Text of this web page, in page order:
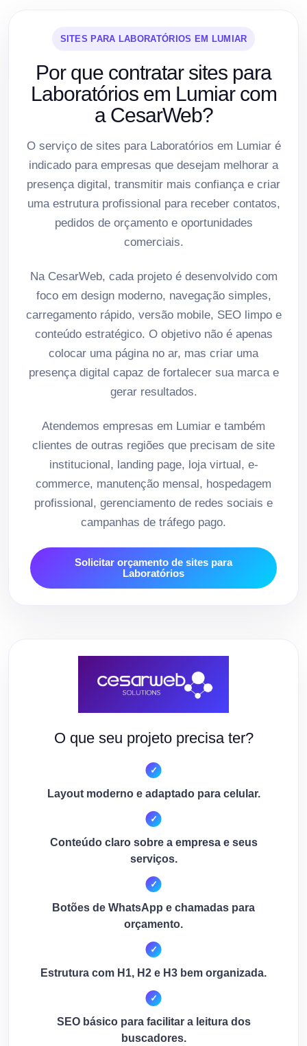
SITES PARA LABORATÓRIOS EM LUMIAR
Por que contratar sites para
Laboratórios em Lumiar com
a CesarWeb?
O serviço de sites para Laboratórios em Lumiar é
indicado para empresas que desejam melhorar a
presença digital, transmitir mais confiança e criar
uma estrutura profissional para receber contatos,
pedidos de orçamento e oportunidades
comerciais.
Na CesarWeb, cada projeto é desenvolvido com
foco em design moderno, navegação simples,
carregamento rápido, versão mobile, SEO limpo e
conteúdo estratégico. O objetivo não é apenas
colocar uma página no ar, mas criar uma
presença digital capaz de fortalecer sua marca e
gerar resultados.
Atendemos empresas em Lumiar e também
clientes de outras regiões que precisam de site
institucional, landing page, loja virtual, e-
commerce, manutenção mensal, hospedagem
profissional, gerenciamento de redes sociais e
campanhas de tráfego pago.
Solicitar orçamento de sites para
Laboratórios
O que seu projeto precisa ter?
Layout moderno e adaptado para celular.
Conteúdo claro sobre a empresa e seus
serviços.
Botões de WhatsApp e chamadas para
orçamento.
Estrutura com H1, H2 e H3 bem organizada.
SEO básico para facilitar a leitura dos
buscadores.